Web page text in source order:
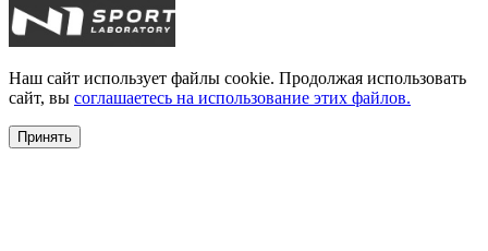
Наш сайт использует файлы cookie. Продолжая использовать
сайт, вы соглашаетесь на использование этих файлов.
Принять